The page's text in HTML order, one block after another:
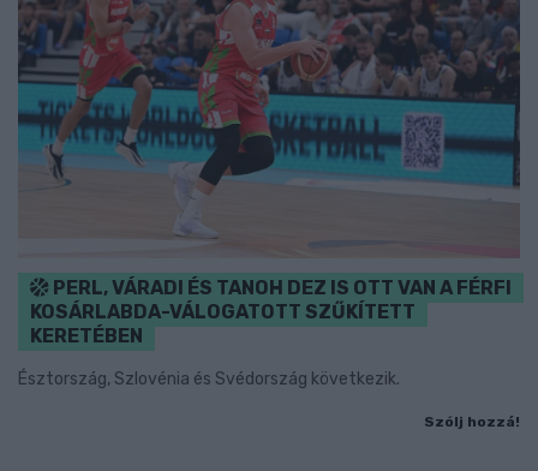
PERL, VÁRADI ÉS TANOH DEZ IS OTT VAN A FÉRFI
KOSÁRLABDA-VÁLOGATOTT SZŰKÍTETT
KERETÉBEN
Észtország, Szlovénia és Svédország következik.
Szólj hozzá!